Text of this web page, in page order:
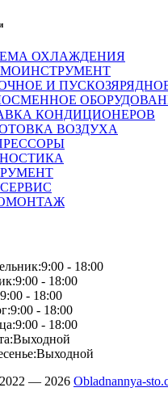
ОХЛАЖДЕНИЯ
И
КОНДИЦИОНЕРОВ
ВОЗДУХА
9:00 - 18:00
9:00 - 18:00
9:00 - 18:00
9:00 - 18:00
9:00 - 18:00
Выходной
Выходной
— 2026 Obladnannya-